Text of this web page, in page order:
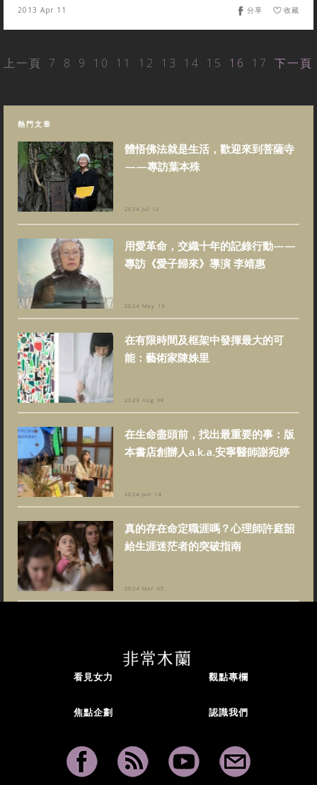
2013 Apr 11 收藏
分享
上一頁 7 8 9 10 11 12 13 14 15 16 17 下一頁
熱門文章
體悟佛法就是生活，歡迎來到菩薩寺
——專訪葉本殊
2024 Jul 12
用愛革命，交織十年的記錄行動——
專訪《愛子歸來》導演 李靖惠
2024 May 13
在有限時間及框架中發揮最大的可
能：藝術家陳姝里
2023 Aug 08
在生命盡頭前，找出最重要的事：版
本書店創辦人a.k.a.安寧醫師謝宛婷
2024 Jun 14
真的存在命定職涯嗎？心理師許庭韶
給生涯迷茫者的突破指南
2024 Mar 05
看見女力 觀點專欄
焦點企劃 認識我們